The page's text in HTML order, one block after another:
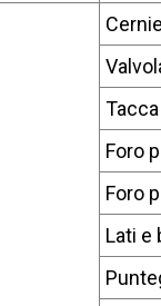
Foro
Foro
Lati e